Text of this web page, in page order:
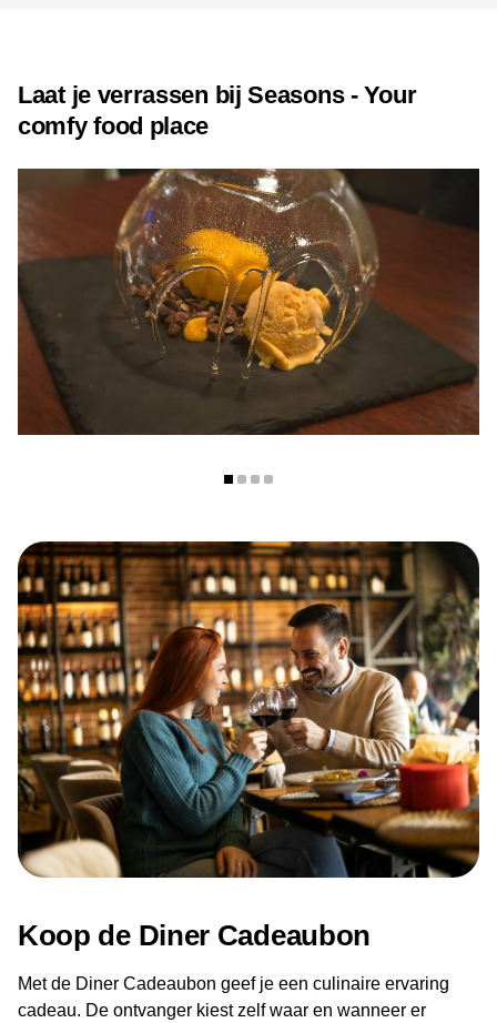
Laat je verrassen bij Seasons - Your
comfy food place
Koop de Diner Cadeaubon
Met de Diner Cadeaubon geef je een culinaire ervaring
cadeau. De ontvanger kiest zelf waar en wanneer er